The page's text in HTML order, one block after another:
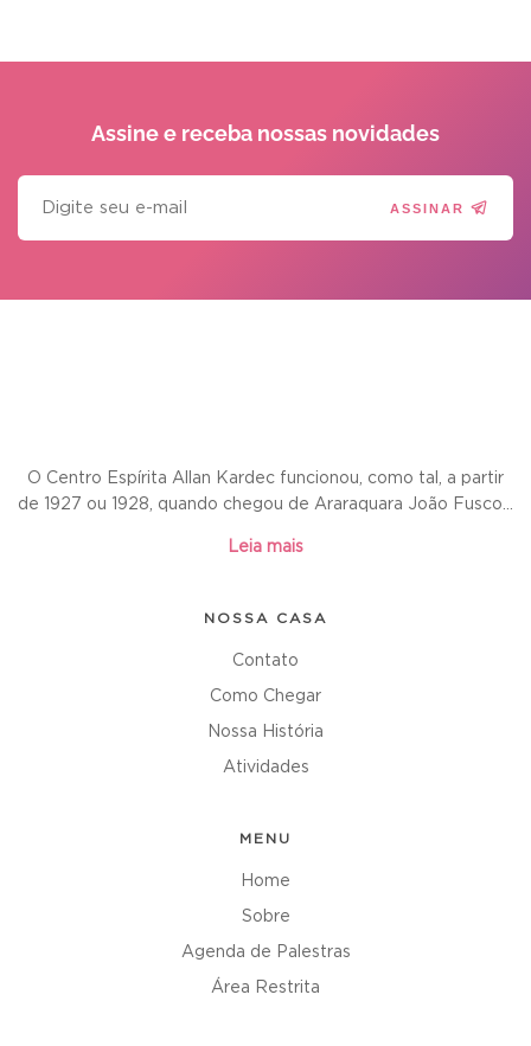
Assine e receba nossas novidades
ASSINAR
O Centro Espírita Allan Kardec funcionou, como tal, a partir
de 1927 ou 1928, quando chegou de Araraquara João Fusco...
Leia mais
NOSSA CASA
Contato
Como Chegar
Nossa História
Atividades
MENU
Home
Sobre
Agenda de Palestras
Área Restrita